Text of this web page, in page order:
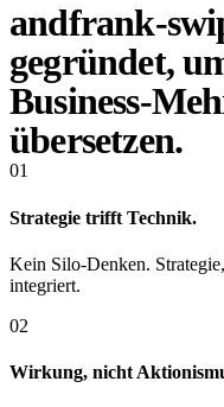
andfrank-
gegründet,
Business-
übersetzen.
01
Strategie trifft Technik.
Kein Silo-Denken.
integriert.
02
Wirkung, nicht